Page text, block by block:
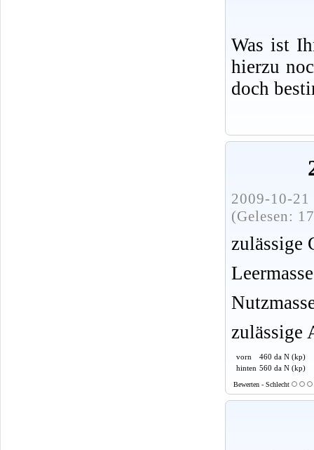
Was ist
hierzu
doch
2009-10-
(Gelesen:
zulässige
zulässige
vorn
460 da N (kp)
hinten 560 da N (kp)
Bewerten - Schlecht